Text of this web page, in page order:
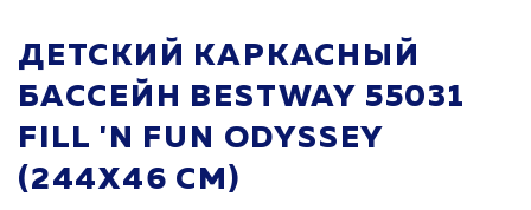
ДЕТСКИЙ КАРКАСНЫЙ
БАССЕЙН BESTWAY 55031
FILL 'N FUN ODYSSEY
(244Х46 СМ)